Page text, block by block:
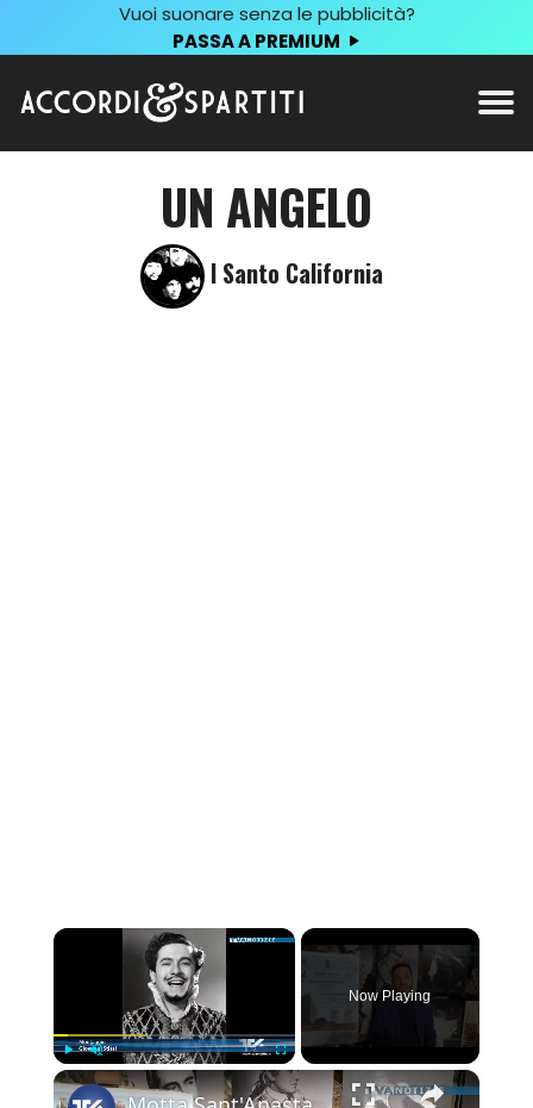
Vuoi suonare senza le pubblicità?
PASSA A PREMIUM
UN ANGELO
I Santo California
×
Play Unmute Fullscreen
Now Playing
×